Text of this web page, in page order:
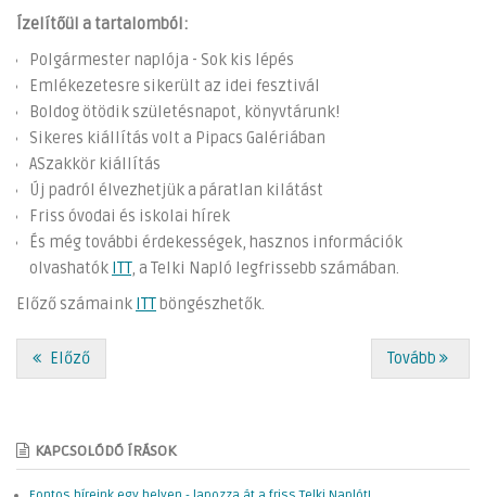
Ízelítőül a tartalomból:
Polgármester naplója - Sok kis lépés
Emlékezetesre sikerült az idei fesztivál
Boldog ötödik születésnapot, könyvtárunk!
Sikeres kiállítás volt a Pipacs Galériában
ASzakkör kiállítás
Új padról élvezhetjük a páratlan kilátást
Friss óvodai és iskolai hírek
És még további érdekességek, hasznos információk
olvashatók ITT, a Telki Napló legfrissebb számában.
Előző számaink ITT böngészhetők.
Előző Tovább
KAPCSOLÓDÓ ÍRÁSOK